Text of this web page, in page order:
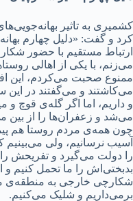
کشمیری به تاثیر
کرد و گفت: «دلیل چهارم
ارتباط مستقیم با حضور
می‌زنم، با یکی از اهالی
ممنوع صحبت می‌کردم، این
می‌کاشتند و می‌گفتند در این
و داریم، اما اگر گله‌ی قوچ
می‌شد و زعفران‌ها را از بین
چون همه‌ی مردم روستا هم
آسیب نرسانیم، ولی
را دولت می‌گیرد و تفریحش
بدبختی‌اش را ما تحمل کنیم و
شکارچی خارجی به منطقه‌ی
برمی‌داریم و شلیک می‌کنیم.